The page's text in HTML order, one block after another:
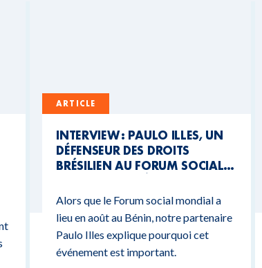
ARTICLE
INTERVIEW : PAULO ILLES, UN
DÉFENSEUR DES DROITS
BRÉSILIEN AU FORUM SOCIAL
Alors que le Forum social mondial a
lieu en août au Bénin, notre partenaire
Paulo Illes explique pourquoi cet
événement est important.